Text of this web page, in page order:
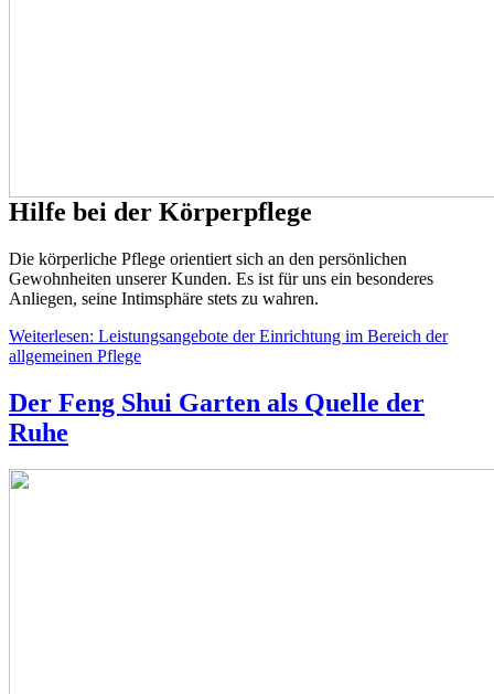
Hilfe bei der Körperpflege
Die körperliche Pflege orientiert sich an den persönlichen
Gewohnheiten unserer Kunden. Es ist für uns ein besonderes
Anliegen, seine Intimsphäre stets zu wahren.
Weiterlesen: Leistungsangebote der Einrichtung im Bereich der
allgemeinen Pflege
Der Feng Shui Garten als Quelle der
Ruhe